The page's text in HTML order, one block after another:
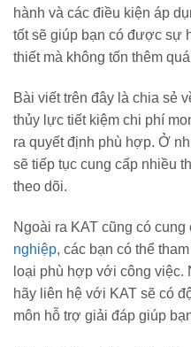
hành và các điều kiện áp
tốt sẽ giúp bạn có được sự
thiết mà không tốn thêm
Bài viết trên đây là chia sẻ
thủy lực tiết kiệm chi phí
ra quyết định phù hợp. Ở
sẽ tiếp tục cung cấp nhiều
theo dõi.
Ngoài ra KAT cũng có cung
nghiệp, các bạn có thể
loại phù hợp với công việc.
hãy liên hệ với KAT sẽ có
môn hỗ trợ giải đáp giúp